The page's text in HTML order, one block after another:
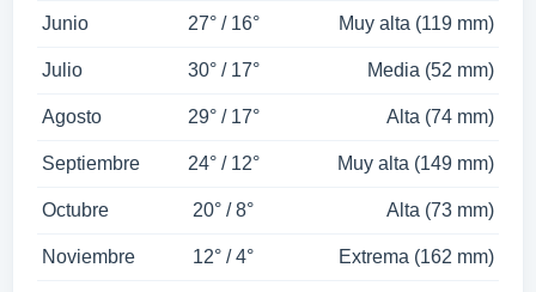
Junio 27° / 16° Muy alta (119 mm)
Julio 30° / 17° Media (52 mm)
Agosto 29° / 17° Alta (74 mm)
Septiembre 24° / 12° Muy alta (149 mm)
Octubre 20° / 8° Alta (73 mm)
Noviembre 12° / 4° Extrema (162 mm)